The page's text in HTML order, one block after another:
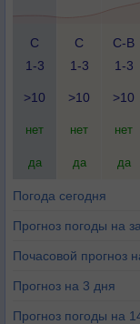
С
1-3
С
1-3
С-В
1-3
>10 >10 >10
нет нет нет
да да да
Погода сегодня
Прогноз погоды на
Почасовой прогноз
Прогноз на 3 дня
Прогноз погоды на